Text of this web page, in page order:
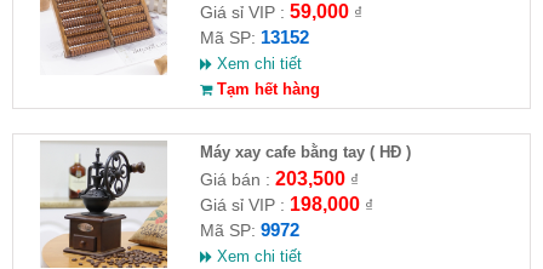
Giá sỉ VIP : 59,000₫
Mã SP: 13152
Xem chi tiết
Tạm hết hàng
Máy xay cafe bằng tay ( HĐ )
Giá bán : 203,500₫
Giá sỉ VIP : 198,000₫
Mã SP: 9972
Xem chi tiết